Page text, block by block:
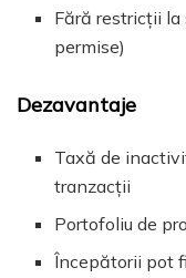
Fără restricții
permise)
Dezavantaje
Taxă de
tranzacții
Portofoliu de
Începătorii pot